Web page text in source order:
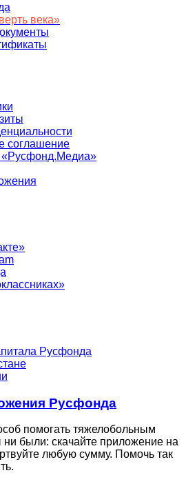
века»
соглашение
«Русфонд.Медиа»
Русфонда
Русфонда
помогать тяжелобольным
ни были: скачайте приложение на
любую сумму. Помочь так